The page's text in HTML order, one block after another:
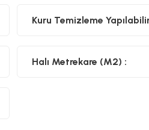
Kuru Temizleme
Halı Metrekare (M2) :